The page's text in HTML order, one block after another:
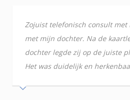
Zojuist telefonisch consult met
met mijn dochter. Na de
dochter legde zij op de juiste
Het was duidelijk en